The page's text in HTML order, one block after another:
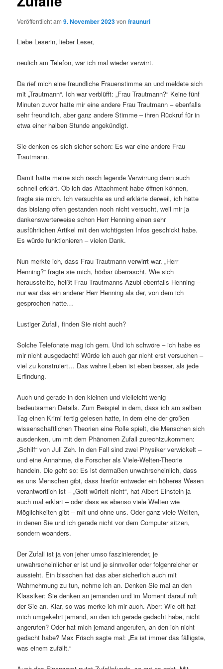
Veröffentlicht am9. November 2023vonfraunuri
Liebe Leserin, lieber Leser,
neulich am Telefon, war ich mal wieder verwirrt.
Da rief mich eine freundliche Frauenstimme an und meldete sich
mit „Trautmann“. Ich war verblüfft: „Frau Trautmann?“ Keine fünf
Minuten zuvor hatte mir eine andere Frau Trautmann – ebenfalls
sehr freundlich, aber ganz andere Stimme – ihren Rückruf für in
etwa einer halben Stunde angekündigt.
Sie denken es sich sicher schon: Es war eine andere Frau
Trautmann.
Damit hatte meine sich rasch legende Verwirrung denn auch
schnell erklärt. Ob ich das Attachment habe öffnen können,
fragte sie mich. Ich versuchte es und erklärte derweil, ich hätte
das bislang offen gestanden noch nicht versucht, weil mir ja
dankenswerterweise schon Herr Henning einen sehr
ausführlichen Artikel mit den wichtigsten Infos geschickt habe.
Es würde funktionieren – vielen Dank.
Nun merkte ich, dass Frau Trautmann verwirrt war. „Herr
Henning?“ fragte sie mich, hörbar überrascht. Wie sich
herausstellte, heißt Frau Trautmanns Azubi ebenfalls Henning –
nur war das ein anderer Herr Henning als der, von dem ich
gesprochen hatte…
Lustiger Zufall, finden Sie nicht auch?
Solche Telefonate mag ich gern. Und ich schwöre – ich habe es
mir nicht ausgedacht! Würde ich auch gar nicht erst versuchen –
viel zu konstruiert… Das wahre Leben ist eben besser, als jede
Erfindung.
Auch und gerade in den kleinen und vielleicht wenig
bedeutsamen Details. Zum Beispiel in dem, dass ich am selben
Tag einen Krimi fertig gelesen hatte, in dem eine der großen
wissenschaftlichen Theorien eine Rolle spielt, die Menschen sich
ausdenken, um mit dem Phänomen Zufall zurechtzukommen:
„Schilf“ von Juli Zeh. In den Fall sind zwei Physiker verwickelt –
und eine Annahme, die Forscher als Viele-Welten-Theorie
handeln. Die geht so: Es ist dermaßen unwahrscheinlich, dass
es uns Menschen gibt, dass hierfür entweder ein höheres Wesen
verantwortlich ist – „Gott würfelt nicht“, hat Albert Einstein ja
auch mal erklärt – oder dass es ebenso viele Welten wie
Möglichkeiten gibt – mit und ohne uns. Oder ganz viele Welten,
in denen Sie und ich gerade nicht vor dem Computer sitzen,
sondern woanders.
Der Zufall ist ja von jeher umso faszinierender, je
unwahrscheinlicher er ist und je sinnvoller oder folgenreicher er
aussieht. Ein bisschen hat das aber sicherlich auch mit
Wahrnehmung zu tun, nehme ich an. Denken Sie mal an den
Klassiker: Sie denken an jemanden und im Moment darauf ruft
der Sie an. Klar, so was merke ich mir auch. Aber: Wie oft hat
mich umgekehrt jemand, an den ich gerade gedacht habe, nicht
angerufen? Oder hat mich jemand angerufen, an den ich nicht
gedacht habe? Max Frisch sagte mal: „Es ist immer das fälligste,
was einem zufällt.“